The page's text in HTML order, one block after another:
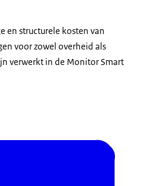
en structurele kosten van
voor zowel overheid als
verwerkt in de Monitor Smart